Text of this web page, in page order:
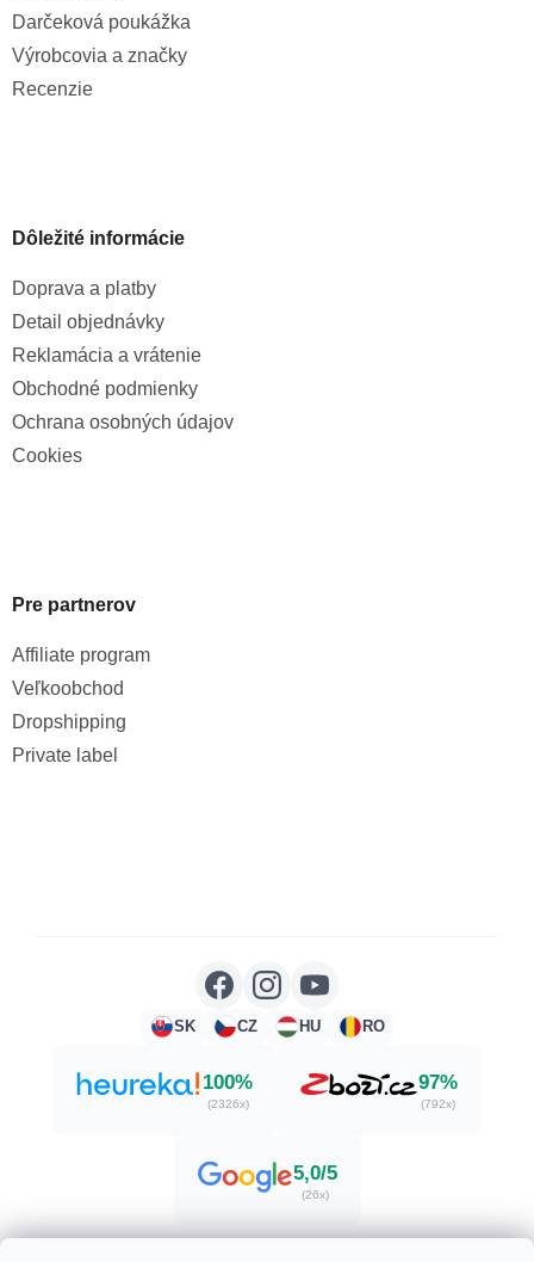
Darčeková poukážka
Výrobcovia a značky
Recenzie
Dôležité informácie
Doprava a platby
Detail objednávky
Reklamácia a vrátenie
Obchodné podmienky
Ochrana osobných údajov
Cookies
Pre partnerov
Affiliate program
Veľkoobchod
Dropshipping
Private label
SK CZ HU RO
100%
(2326x)
97%
(792x)
5,0/5
(26x)